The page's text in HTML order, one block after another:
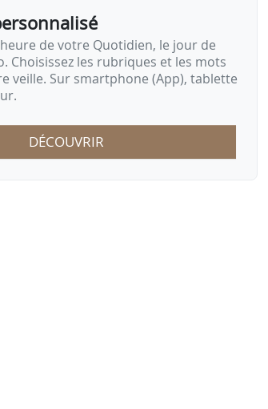
de votre Quotidien, le jour de
Choisissez les rubriques et les mots
veille. Sur smartphone (App), tablette
DÉCOUVRIR